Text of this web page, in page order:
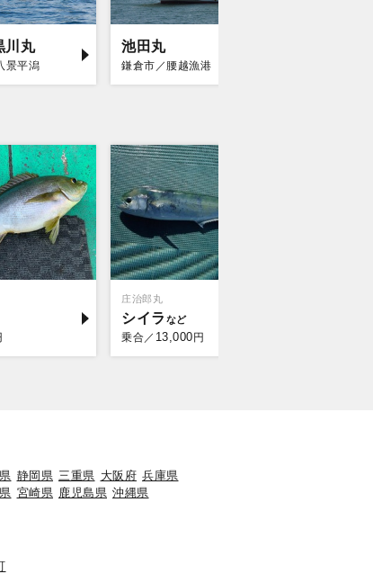
川丸
景平潟
池田丸
鎌倉市／腰越漁港
庄治郎丸
シイラ
乗合／ 13,000 円
静岡県 三重県 大阪府 兵庫県
宮崎県 鹿児島県 沖縄県